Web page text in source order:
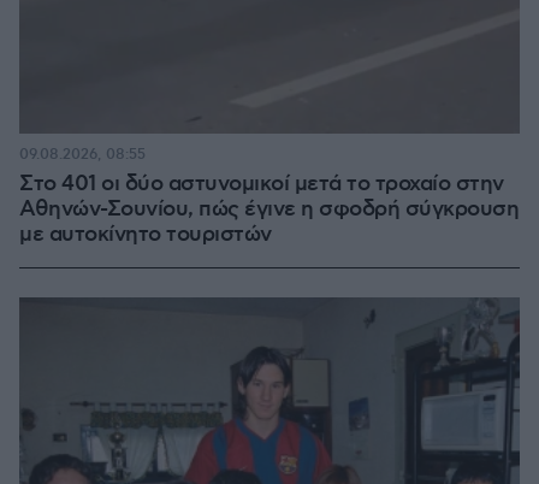
Στο 401 οι δύο αστυνομικοί μετά το τροχαίο στην
Αθηνών-Σουνίου, πώς έγινε η σφοδρή σύγκρουση
με αυτοκίνητο τουριστών
09.08.2026, 08:55